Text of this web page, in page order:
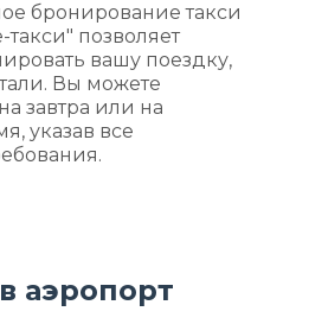
бронирование такси
позволяет
вашу поездку,
Вы можете
завтра или на
указав все
аэропорт